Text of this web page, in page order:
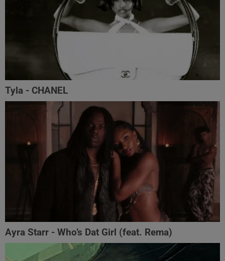
Tyla - CHANEL
Ayra Starr - Who’s Dat Girl (feat. Rema)